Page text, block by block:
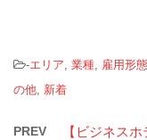
-エリア 業種 雇用形態
の他 新着
PREV
【ビジネス